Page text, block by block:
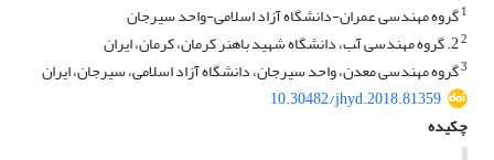
1گروه مهندسی عمران-دانشگاه آزاد اسلامی-واحد سیرجان
2
3گروه مهندسی معدن، واحد سیرجان، دانشگاه آزاد اسلامی، سیرجان، ایران
10.30482/jhyd.2018.81359
چکیده